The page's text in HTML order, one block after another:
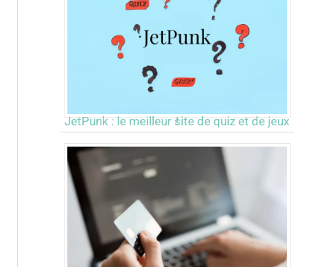
JetPunk : le meilleur site de quiz et de jeux !